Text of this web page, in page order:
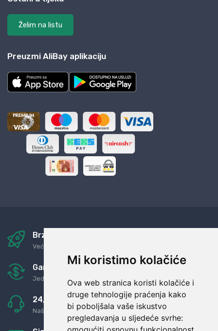
Mi koristimo kolačiće
Ova web stranica koristi kolačiće i
druge tehnologije praćenja kako
bi poboljšala vaše iskustvo
pregledavanja u sljedeće svrhe:
Želim na listu
Preuzmi AliBay aplikaciju
Brza i sigurna dostava
Već za nekoliko dana kod vas
Garancija u povrat novaca
Jednostavno pravilo: Roba za novac
24/7 odlična podrška
Naši agenti uvijek na raspolaganju